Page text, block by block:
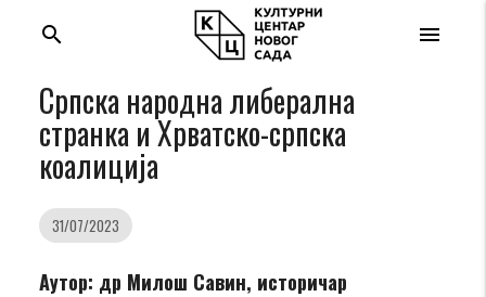
menu
search
Српска народна либерална
странка и Хрватско-српска
коалиција
31/07/2023
Аутор: др Милош Савин, историчар